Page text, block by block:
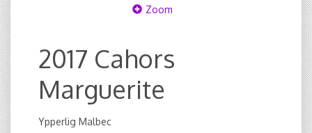
Zoom
2017 Cahors
Marguerite
Ypperlig Malbec